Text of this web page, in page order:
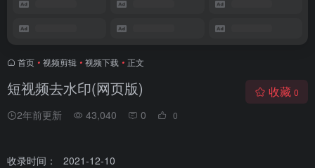
首页 • 视频剪辑 • 视频下载 • 正文
短视频去水印(网页版)
2年前更新 43,040 0 0
收藏 0
收录时间： 2021-12-10